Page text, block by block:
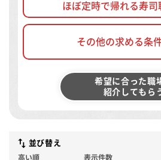
ほぼ定時で帰れる寿司
その他の求める条
希望に合った職
紹介してもら
並び替え
高い順 表示件数